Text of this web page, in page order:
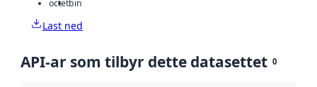
octetbin
Last ned
API-ar som tilbyr dette datasettet 0